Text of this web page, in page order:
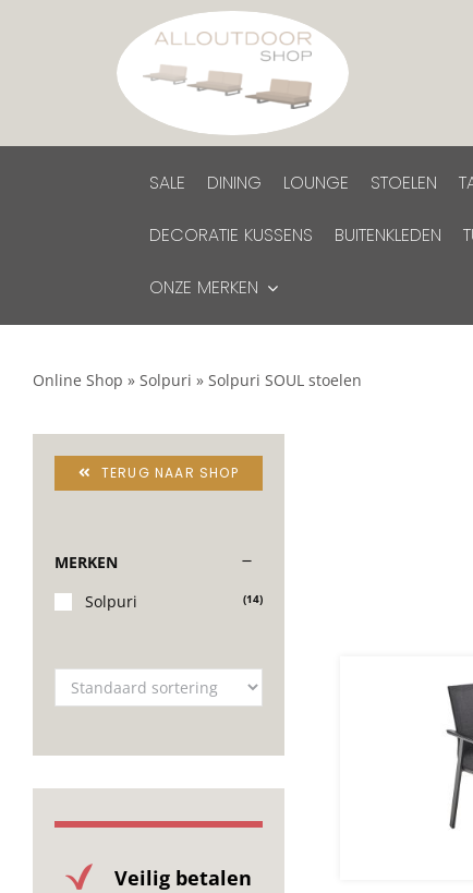
SALE DINING LOUNGE STOELEN
DECORATIE KUSSENS BUITENKLEDEN
ONZE MERKEN
Online Shop » Solpuri » Solpuri SOUL stoelen
TERUG NAAR SHOP
MERKEN
Solpuri
(14)
Veilig betalen